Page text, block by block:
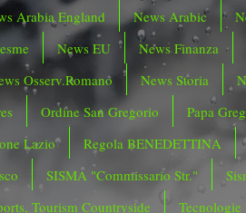
Arabia England News Arabic
News EU
News Finanza
Osserv.Romano News Storia
Ordine San Gregorio
Papa
Lazio
Regola BENEDETTINA
SISMA "Commissario Str."
Tourism Countryside
Tecnologie